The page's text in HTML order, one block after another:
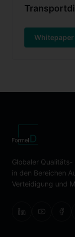
Globaler
in den Bereichen
Verteidigung und